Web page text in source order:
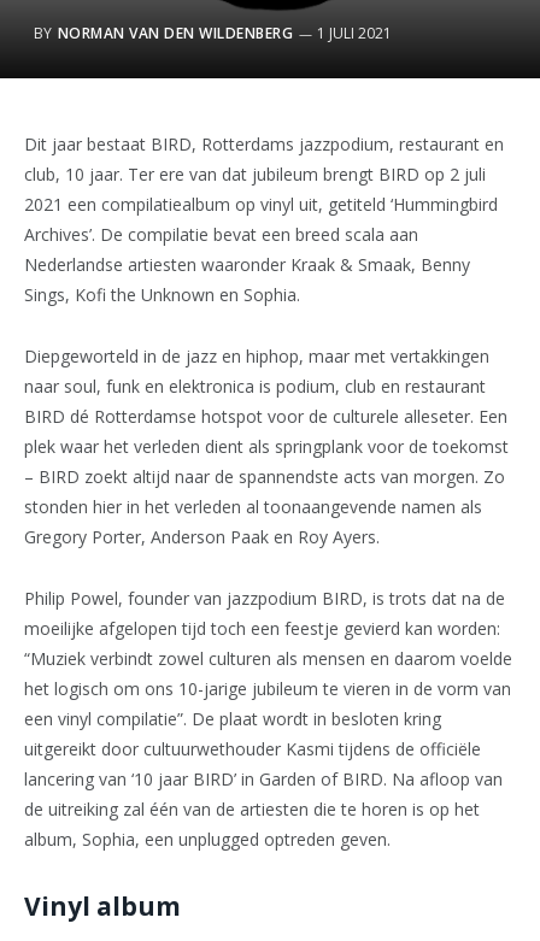
BY NORMAN VAN DEN WILDENBERG 1 JULI 2021
Dit jaar bestaat BIRD, Rotterdams jazzpodium, restaurant en
club, 10 jaar. Ter ere van dat jubileum brengt BIRD op 2 juli
2021 een compilatiealbum op vinyl uit, getiteld ‘Hummingbird
Archives’. De compilatie bevat een breed scala aan
Nederlandse artiesten waaronder Kraak & Smaak, Benny
Sings, Kofi the Unknown en Sophia.
Diepgeworteld in de jazz en hiphop, maar met vertakkingen
naar soul, funk en elektronica is podium, club en restaurant
BIRD dé Rotterdamse hotspot voor de culturele alleseter. Een
plek waar het verleden dient als springplank voor de toekomst
– BIRD zoekt altijd naar de spannendste acts van morgen. Zo
stonden hier in het verleden al toonaangevende namen als
Gregory Porter, Anderson Paak en Roy Ayers.
Philip Powel, founder van jazzpodium BIRD, is trots dat na de
moeilijke afgelopen tijd toch een feestje gevierd kan worden:
“Muziek verbindt zowel culturen als mensen en daarom voelde
het logisch om ons 10-jarige jubileum te vieren in de vorm van
een vinyl compilatie”. De plaat wordt in besloten kring
uitgereikt door cultuurwethouder Kasmi tijdens de officiële
lancering van ‘10 jaar BIRD’ in Garden of BIRD. Na afloop van
de uitreiking zal één van de artiesten die te horen is op het
album, Sophia, een unplugged optreden geven.
Vinyl album